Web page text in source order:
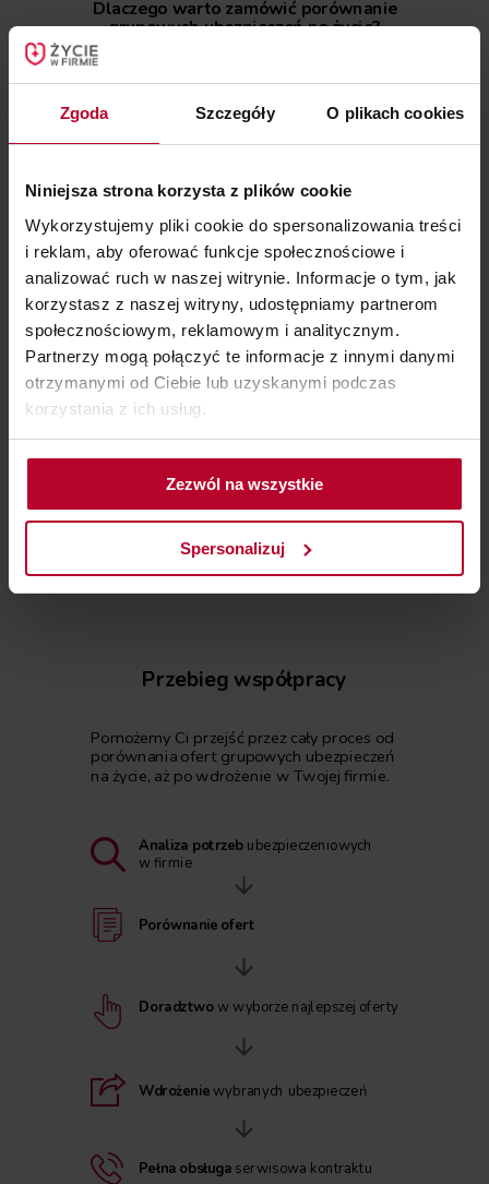
Zgoda Szczegóły O plikach cookies
Niniejsza strona korzysta z plików cookie
Wykorzystujemy pliki cookie do spersonalizowania treści
i reklam, aby oferować funkcje społecznościowe i
analizować ruch w naszej witrynie. Informacje o tym, jak
korzystasz z naszej witryny, udostępniamy partnerom
społecznościowym, reklamowym i analitycznym.
Partnerzy mogą połączyć te informacje z innymi danymi
otrzymanymi od Ciebie lub uzyskanymi podczas
korzystania z ich usług.
Zezwól na wszystkie
Spersonalizuj
Przebieg współpracy
Pomożemy Ci przejść przez cały proces od
porównania ofert grupowych ubezpieczeń
na życie, aż po wdrożenie w Twojej firmie.
Analiza potrzeb ubezpieczeniowych
w firmie
Porównanie ofert
Doradztwow wyborze najlepszej oferty
Wdrożeniewybranych ubezpieczeń
Pełna obsługa serwisowa kontraktu
Dlaczego warto zamówić porównanie
grupowych ubezpieczeń na życie?
Oszczędzasz czas
Ubezpieczeniowych. Robimy to za Ciebie.
rekomendacje, dopasowane do Twojej firmy.
Otrzymujesz wsparcie we wdrożeniu
Bezpłatnie pomożemy Ci w uruchomieniu
grupowych ubezpieczeń w Twojej firmie.
Oszczędzasz pieniądze
Gwarantujemy Ci najniższe ceny na rynku.
Wszystkie dodatkowe korzyści i wsparcie są
dla Twojej firmy w100% bezpłatne.
Zamawiam bezpłatne porównanie